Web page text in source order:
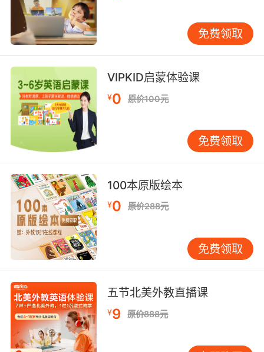
综上所述，儿童英语在线教学在各方面都会比线
下的英语辅导班更好一些，家长们可以根据孩子
的需要，给孩子选择最合适的英语辅导班。
免费领取
VIPKID启蒙体验课
¥0 原价100元
免费领取
100本原版绘本
¥0 原价288元
免费领取
五节北美外教直播课
¥9 原价888元